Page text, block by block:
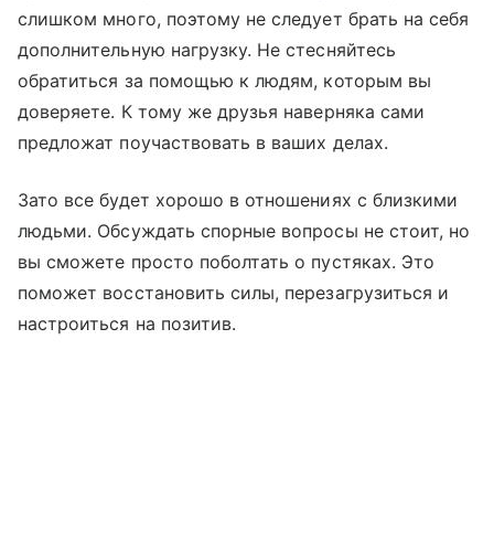
слишком много, поэтому не следует брать на себя
дополнительную нагрузку. Не стесняйтесь
обратиться за помощью к людям, которым вы
доверяете. К тому же друзья наверняка сами
предложат поучаствовать в ваших делах.
Зато все будет хорошо в отношениях с близкими
людьми. Обсуждать спорные вопросы не стоит, но
вы сможете просто поболтать о пустяках. Это
поможет восстановить силы, перезагрузиться и
настроиться на позитив.